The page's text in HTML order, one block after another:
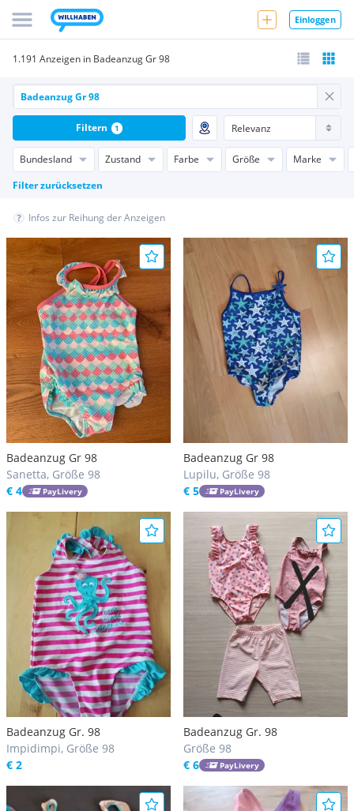
Einloggen
1.191 Anzeigen in Badeanzug Gr 98
Bundesland Zustand Farbe Größe
Marke
Filter zurücksetzen
Filtern 1
Infos zur Reihung der Anzeigen
Badeanzug Gr 98
Sanetta, Größe 98
€ 4
PayLivery
Badeanzug Gr 98
Lupilu, Größe 98
€ 5
PayLivery
Badeanzug Gr. 98
Impidimpi, Größe 98
€ 2
Badeanzug Gr. 98
Größe 98
€ 6
PayLivery